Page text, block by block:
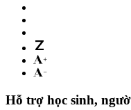
Hỗ trợ học sinh,